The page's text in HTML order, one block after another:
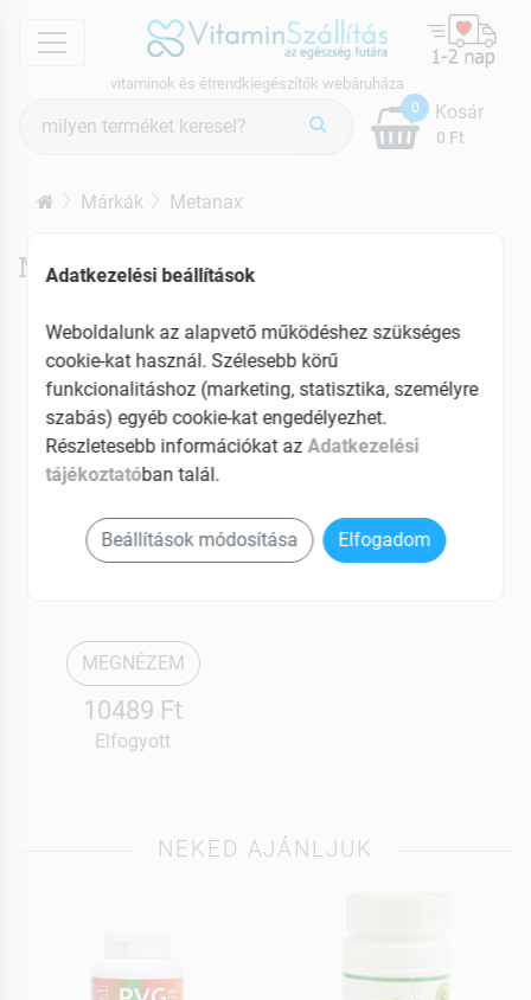
menu
vitaminok és étrendkiegészítők webáruháza
keresés
0
0 Ft
Kosár
Márkák Metanax
Metanax termékek
Metanax
Kapszula 90 db
MEGNÉZEM
10489 Ft
Elfogyott
NEKED AJÁNLJUK
Adatkezelési beállítások
Weboldalunk az alapvető működéshez szükséges
cookie-kat használ. Szélesebb körű
funkcionalitáshoz (marketing, statisztika, személyre
szabás) egyéb cookie-kat engedélyezhet.
Részletesebb információkat az Adatkezelési
tájékoztatóban talál.
Beállítások módosítása Elfogadom